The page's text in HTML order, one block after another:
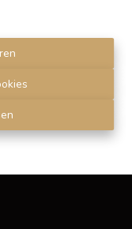
rue du
code de
des agents